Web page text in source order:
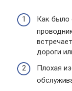
Как было
дороги
Плохая